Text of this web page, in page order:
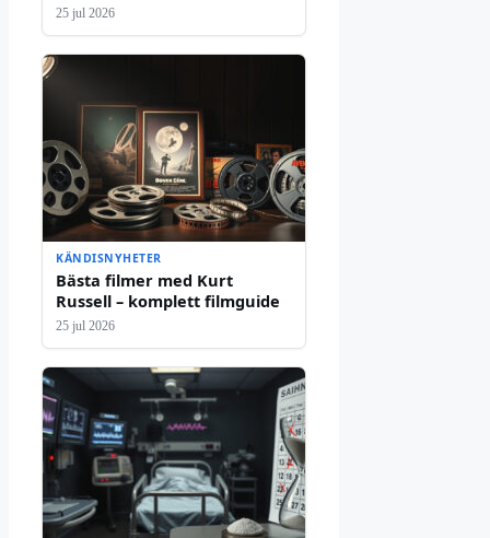
25 jul 2026
KÄNDISNYHETER
Bästa filmer med Kurt
Russell – komplett filmguide
25 jul 2026